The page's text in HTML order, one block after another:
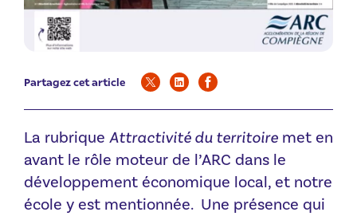
Partagez cet article
La rubrique Attractivité du territoire met en
avant le rôle moteur de l’ARC dans le
développement économique local, et notre
école y est mentionnée. Une présence qui